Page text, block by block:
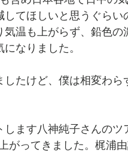
てほしいと思うぐら
温も上がらず、鉛色の
なりました。
たけど、僕は相変わら
ます八神純子さんのツ
がってきました。梶浦